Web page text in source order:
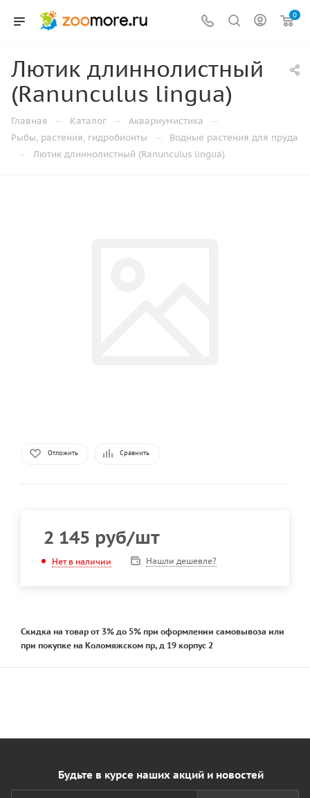
0
Лютик длиннолистный
(Ranunculus lingua)
Главная — Каталог — Аквариумистика —
Рыбы, растения, гидробионты — Водные растения для пруда
— Лютик длиннолистный (Ranunculus lingua)
Отложить Сравнить
2 145 руб/шт
Нет в наличии Нашли дешевле?
Скидка на товар от 3% до 5% при оформлении самовывоза или
при покупке на Коломяжском пр, д 19 корпус 2
Будьте в курсе наших акций и новостей